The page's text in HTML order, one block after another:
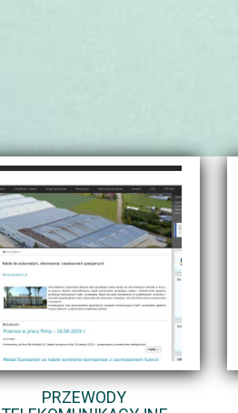
PRZEWODY